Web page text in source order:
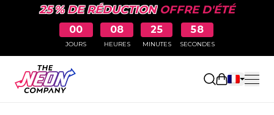
25 % DE RÉDUCTIONOFFRE D'ÉTÉ
00
JOURS
08
HEURES
25
MINUTES
58
SECONDES
Ouvrir le
PAGE NON TROUVÉE